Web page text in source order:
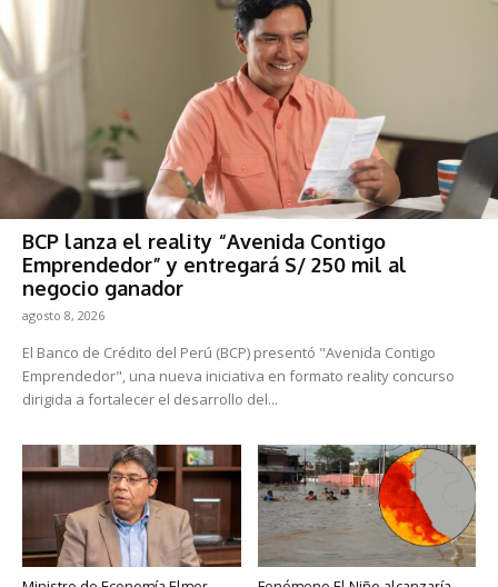
BCP lanza el reality “Avenida Contigo
Emprendedor” y entregará S/ 250 mil al
negocio ganador
agosto 8, 2026
El Banco de Crédito del Perú (BCP) presentó "Avenida Contigo
Emprendedor", una nueva iniciativa en formato reality concurso
dirigida a fortalecer el desarrollo del...